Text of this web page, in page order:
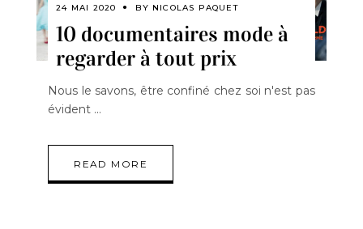
24 MAI 2020 BY NICOLAS PAQUET
10 documentaires mode à
regarder à tout prix
Nous le savons, être confiné chez soi n'est pas
évident
READ MORE